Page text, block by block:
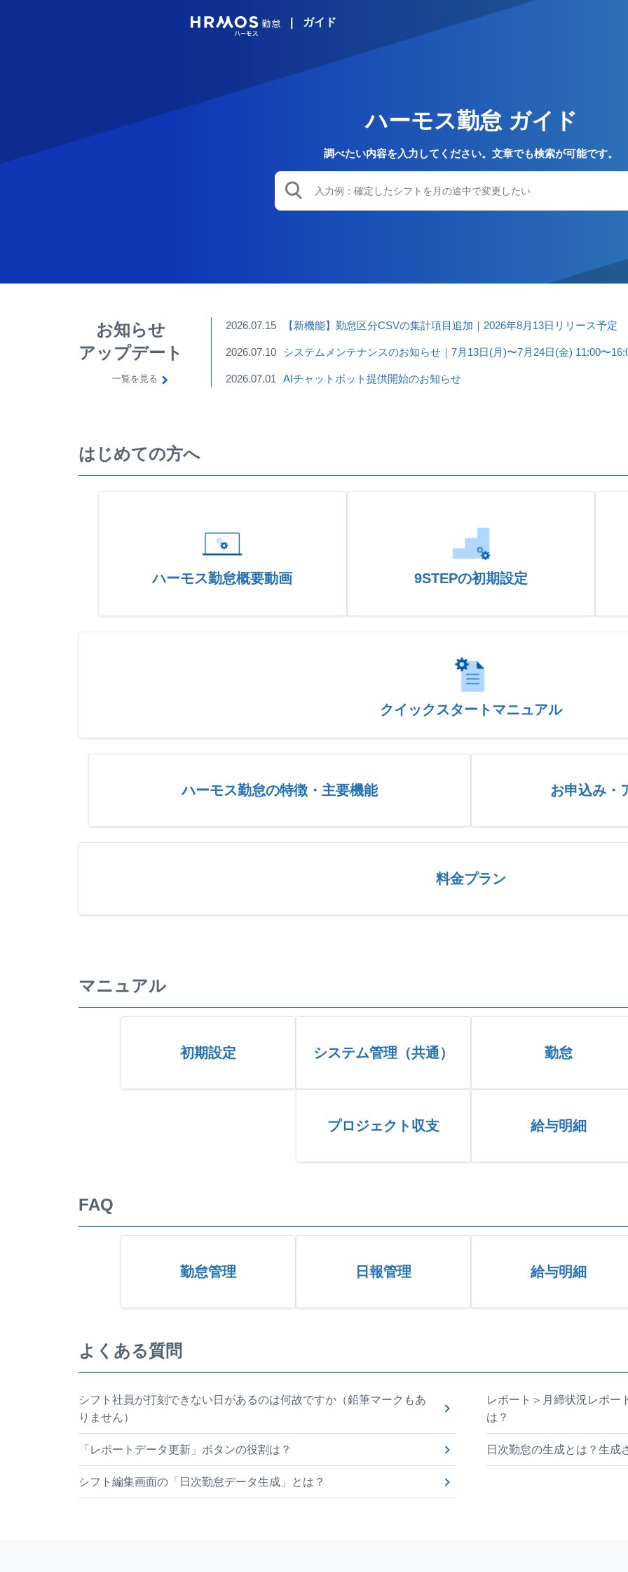
HRMOSガイド
ハーモス勤怠 ガイド
調べたい内容を入力してください。文章でも検索が可能です。
お知らせ
アップデート
一覧を見る
2026.07.15 【新機能】勤怠区分CSVの集計項目追加｜2026年8月13日リリース予定
2026.07.10 システムメンテナンスのお知らせ｜7月13日(月)〜7月24日(金) 11:00〜
2026.07.01 AIチャットボット提供開始のお知らせ
はじめての方へ
ハーモス勤怠概要動画 9STEPの初期設定
クイックスタートマニュアル
ハーモス勤怠の特徴・主要機能 お申込み・
料金プラン
マニュアル
初期設定 システム管理（共通） 勤怠
プロジェクト収支 給与明細
FAQ
勤怠管理 日報管理 給与明細
よくある質問
シフト社員が打刻できない日があるのは何故ですか（鉛筆マークもあ
りません）
レポート＞月締状況レポー
は？
「レポートデータ更新」ボタンの役割は？ 日次勤怠の生成とは？生成
シフト編集画面の「日次勤怠データ生成」とは？